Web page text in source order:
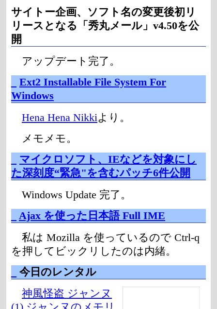
サイトー企画、ソフト名の変更後初リ
リースとなる「秀丸メール」v4.50を公
開
アップデート完了。
Ext2 Installable File System For
Windows
Hena Hena Nikki より。
メモメモ。
マイクロソフト、IEなどを対象にし
た深刻度“緊急"を含むパッチ6件公開
Windows Update 完了。
Ajax を使った日本語 Full IME
私は Mozilla を使っているので Ctrl-q
を押してビックリしたのは内緒。
今日のレンタル
神風怪盗 ジャンヌ